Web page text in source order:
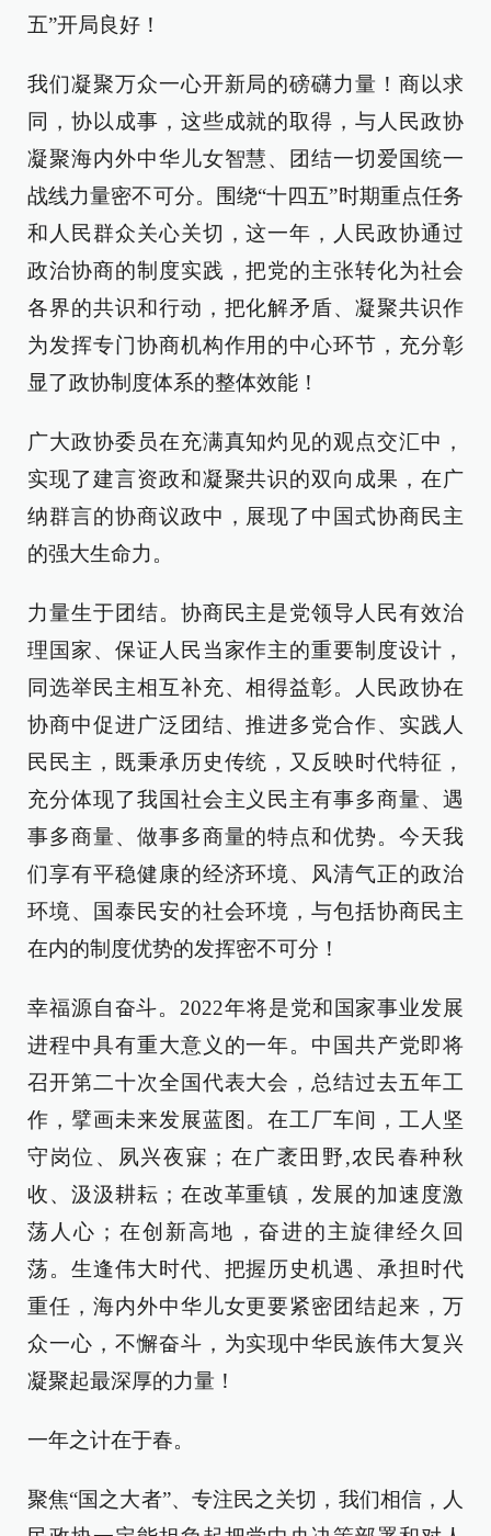
五”开局良好！
我们凝聚万众一心开新局的磅礴力量！商以求
同，协以成事，这些成就的取得，与人民政协
凝聚海内外中华儿女智慧、团结一切爱国统一
战线力量密不可分。围绕“十四五”时期重点任务
和人民群众关心关切，这一年，人民政协通过
政治协商的制度实践，把党的主张转化为社会
各界的共识和行动，把化解矛盾、凝聚共识作
为发挥专门协商机构作用的中心环节，充分彰
显了政协制度体系的整体效能！
广大政协委员在充满真知灼见的观点交汇中，
实现了建言资政和凝聚共识的双向成果，在广
纳群言的协商议政中，展现了中国式协商民主
的强大生命力。
力量生于团结。协商民主是党领导人民有效治
理国家、保证人民当家作主的重要制度设计，
同选举民主相互补充、相得益彰。人民政协在
协商中促进广泛团结、推进多党合作、实践人
民民主，既秉承历史传统，又反映时代特征，
充分体现了我国社会主义民主有事多商量、遇
事多商量、做事多商量的特点和优势。今天我
们享有平稳健康的经济环境、风清气正的政治
环境、国泰民安的社会环境，与包括协商民主
在内的制度优势的发挥密不可分！
幸福源自奋斗。2022年将是党和国家事业发展
进程中具有重大意义的一年。中国共产党即将
召开第二十次全国代表大会，总结过去五年工
作，擘画未来发展蓝图。在工厂车间，工人坚
守岗位、夙兴夜寐；在广袤田野,农民春种秋
收、汲汲耕耘；在改革重镇，发展的加速度激
荡人心；在创新高地，奋进的主旋律经久回
荡。生逢伟大时代、把握历史机遇、承担时代
重任，海内外中华儿女更要紧密团结起来，万
众一心，不懈奋斗，为实现中华民族伟大复兴
凝聚起最深厚的力量！
一年之计在于春。
聚焦“国之大者”、专注民之关切，我们相信，人